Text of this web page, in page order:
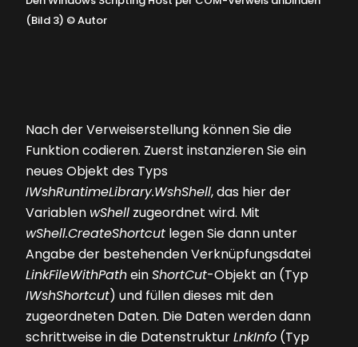
(Bild 3) ©Autor
Nach der Verweiserstellung können Sie die
Funktion codieren. Zuerst instanzieren Sie ein
neues Objekt des Typs
IWshRuntimeLibrary.WshShell, das hier der
Variablen wShell zugeordnet wird. Mit
wShell.CreateShortcut legen Sie dann unter
Angabe der bestehenden Verknüpfungsdatei
LinkFileWithPatheinShortCut-Objekt an (Typ
IWshShortcut) und füllen dieses mit den
zugeordneten Daten. Die Daten werden dann
schrittweise in die DatenstrukturLnkInfo (Typ